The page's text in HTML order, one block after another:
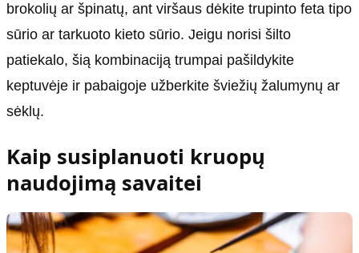
brokolių ar špinatų, ant viršaus dėkite trupinto feta tipo
sūrio ar tarkuoto kieto sūrio. Jeigu norisi šilto
patiekalo, šią kombinaciją trumpai pašildykite
keptuvėje ir pabaigoje užberkite šviežių žalumynų ar
sėklų.
Kaip susiplanuoti kruopų
naudojimą savaitei